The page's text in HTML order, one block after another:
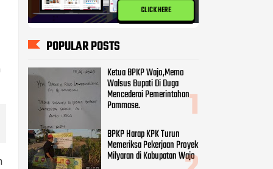
CLICK HERE
POPULAR POSTS
Ketua BPKP Wajo,Memo
Walsus Bupati Di Duga
Mencederai Pemerintahan
Pammase.
BPKP Harap KPK Turun
Memeriksa Pekerjaan Proyek
Milyaran di Kabupatan Wajo